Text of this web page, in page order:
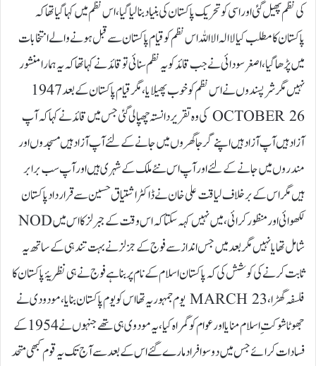
کی نظم پھیل گئی اور اسی کو تحریک پاکستان کی بنیاد بنا لیا گیا، اس نظم میں کہا گیا تھا کہ
پاکستان کا مطلب کیا لا الہ الا اللہ اس نظم کو قیام پاکستان سے قبل ہونے والے انتخابات
میں پڑھا گیا، اصغر سودائی نے جب قائد کو یہ نظم سنائی تو قائد نے کہا تھا کہ یہ ہمارا منشور
نہیں مگر شر پسندوں نے اس نظم کو خوب پھیلایا، مگر قیام پاکستان کے بعد 1947
OCTOBER 26 کی وہ تقریر دانستہ چھپا لی گئی جس میں قائد نے کہا کہ آپ
آزاد ہیں آپ آزاد ہیں اپنے گرجا گھروں میں جانے کے لئے آپ آزاد ہیں مسجدوں اور
مندروں میں جانے کے لئے اور آپ اس نئے ملک کے شہری ہیں اور آپ سب برابر
ہیں مگر اس کے برخلاف لیاقت علی خان نے ڈاکٹر اشتیاق حسین سے قرار داد پاکستان
لکھوائی اور منظور کرائی، میں نہیں کہہ سکتا کہ اس وقت کے جبرلز کا اس میں NOD
شامل تھا یا نہیں مگر بعد میں جس انداز سے فوج کے جزلز نے بہت تندہی کے ساتھ یہ
ثابت کرنے کی کوشش کی کہ پاکستان اسلام کے نام پر بنا ہے فوج نے ہی نظریۂ پاکستان کا
فلسفہ گھڑا، MARCH 23 یوم جمہوریہ تھا اس کو یوم پاکستان بنایا، مودودی نے
جھوٹا شوکت ِاسلام منایا اور عوام کو گمراہ کیا، یہ مودوی ہی تھے جنہوں نے 1954 کے
فسادات کرائے جس میں دو سو افراد مارے گئے اس کے بعد سے آج تک یہ قوم کبھی متحد